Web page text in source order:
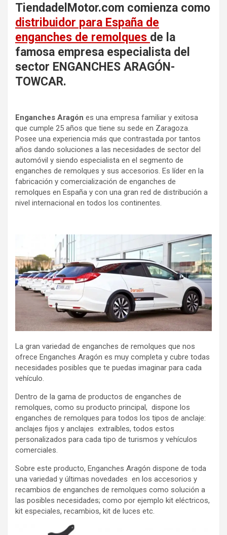
TiendadelMotor.com comienza como
distribuidor para España de
enganches de remolques de la
famosa empresa especialista del
sector ENGANCHES ARAGÓN-
TOWCAR.
Enganches Aragón es una empresa familiar y exitosa
que cumple 25 años que tiene su sede en Zaragoza.
Posee una experiencia más que contrastada por tantos
años dando soluciones a las necesidades de sector del
automóvil y siendo especialista en el segmento de
enganches de remolques y sus accesorios. Es líder en la
fabricación y comercialización de enganches de
remolques en España y con una gran red de distribución a
nivel internacional en todos los continentes.
La gran variedad de enganches de remolques que nos
ofrece Enganches Aragón es muy completa y cubre todas
necesidades posibles que te puedas imaginar para cada
vehículo.
Dentro de la gama de productos de enganches de
remolques, como su producto principal, dispone los
enganches de remolques para todos los tipos de anclaje:
anclajes fijos y anclajes extraíbles, todos estos
personalizados para cada tipo de turismos y vehículos
comerciales.
Sobre este producto, Enganches Aragón dispone de toda
una variedad y últimas novedades en los accesorios y
recambios de enganches de remolques como solución a
las posibles necesidades; como por ejemplo kit eléctricos,
kit especiales, recambios, kit de luces etc.